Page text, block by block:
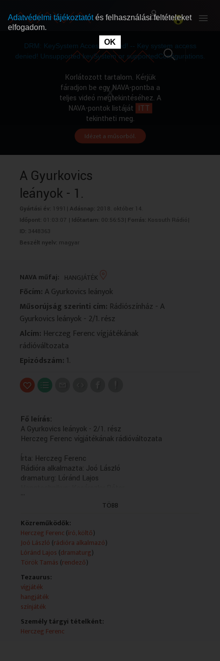
RÓLUNK
RÓLUNK
DRM: KeySystem Access Denied! -- Key system access
denied! Unsupported keySystem or supportedConfigurations.
Korlátozott tartalom. Kérjük
fáradjon be egy NAVA-pontba a
teljes videó megtekintéséhez. A
NAVA-pontok listáját ITT
tekintheti meg.
Idézet a műsorból.
A Gyurkovics
leányok - 1.
Gyártási év: 1991| Adásnap: 2018. október 14.
Időpont: 01:03:07 | Időtartam: 00:56:53| Forrás: Kossuth Rádió|
ID: 3448363
Beszélt nyelv: magyar
NAVA műfaj: HANGJÁTÉK
Főcím:A Gyurkovics leányok
Műsorújság szerinti cím: Rádiószínház - A
Gyurkovics leányok - 2/1. rész
Alcím: Herczeg Ferenc vígjátékának
rádióváltozata
Epizódszám: 1.
Fő leírás:
A Gyurkovics leányok - 2/1. rész
Herczeg Ferenc vígjátékának rádióváltozata
Írta: Herczeg Ferenc
Rádióra alkalmazta: Joó László
dramaturg: Lóránd Lajos
Hangtechnikus: Pápay Mónika
zenei munkatárs: Hegedűs Emmi
Szereposztás:
Gyurkovicsné - Molnár Piroska
Katinka, a lánya - Csonka Ibolya
Sári, a lánya - Málnai Zsuzsa
Ella, a lánya - Csellár Réka
Mici, a lánya - Pápai Erika
Radványi ezredes - Sztankay István
Radványi Gida - Schnell Ádám
Sándorffy - O. Szabó István
Kemény Tóni - Bolba Tamás
...
TÖBB
Közreműködők:
Herczeg Ferenc(író, költő)
Joó László (rádióra alkalmazó)
Lóránd Lajos (dramaturg)
Török Tamás (rendező)
Tezaurus:
vígjáték
hangjáték
színjáték
Személy tárgyi tételként:
Herczeg Ferenc
Adatvédelmi tájékoztatótés felhasználási feltételeket
elfogadom.
OK